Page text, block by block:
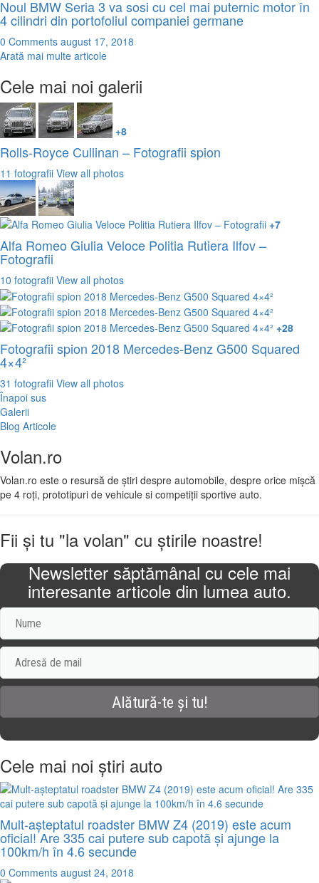
Noul BMW Seria 3 va sosi cu cel mai puternic motor în
4 cilindri din portofoliul companiei germane
0 Comments august 17, 2018
Arată mai multe articole
Cele mai noi galerii
+8
Rolls-Royce Cullinan – Fotografii spion
11 fotografii View all photos
+7
Alfa Romeo Giulia Veloce Politia Rutiera Ilfov –
Fotografii
10 fotografii View all photos
+28
Fotografii spion 2018 Mercedes-Benz G500 Squared
4×4²
31 fotografii View all photos
Înapoi sus
Galerii
Blog Articole
Volan.ro
Volan.ro este o resursă de știri despre automobile, despre orice mișcă
pe 4 roți, prototipuri de vehicule si competiții sportive auto.
Fii şi tu "la volan" cu ştirile noastre!
Newsletter săptămânal cu cele mai
interesante articole din lumea auto.
Cele mai noi știri auto
Mult-așteptatul roadster BMW Z4 (2019) este acum
oficial! Are 335 cai putere sub capotă și ajunge la
100km/h în 4.6 secunde
0 Comments august 24, 2018